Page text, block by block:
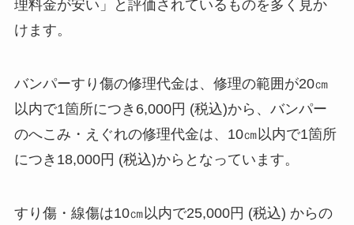
理料金が安い」と評価されているものを多く見か
けます。
バンパーすり傷の修理代金は、修理の範囲が20㎝
以内で1箇所につき6,000円 (税込)から、バンパー
のへこみ・えぐれの修理代金は、10㎝以内で1箇所
につき18,000円 (税込)からとなっています。
すり傷・線傷は10㎝以内で25,000円 (税込) からの